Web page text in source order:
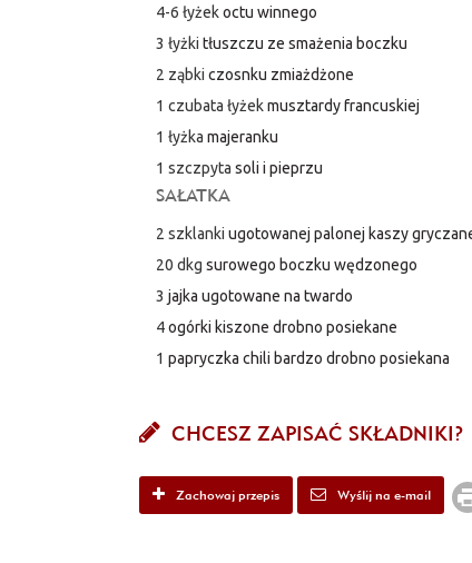
4-6 łyżek octu winnego
3 łyżki tłuszczu ze smażenia boczku
2 ząbki czosnku zmiażdżone
1 czubata łyżek musztardy francuskiej
1 łyżka majeranku
1 szczpyta soli i pieprzu
SAŁATKA
2 szklanki ugotowanej palonej kaszy
20 dkg surowego boczku wędzonego
3jajka ugotowane na twardo
4ogórki kiszone drobno posiekane
1papryczka chili bardzo drobno posiekana
CHCESZ ZAPISAĆ SKŁADNIKI?
Zachowaj przepis Wyślij na e-mail